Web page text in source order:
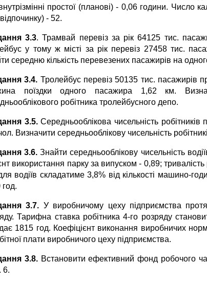
простої (планові) - 0,06 години. Число
- 52.
3.3. Трамвай перевіз за рік 64125 тис.
у тому ж місті за рік перевіз 27458 тис.
середню кількість перевезених пасажирів на
3.4. Тролейбус перевіз 50135 тис. пасажирів
поїздки одного пасажира 1,62 км.
робітника тролейбусного депо.
3.5.Середньооблікова чисельність
Визначити середньооблікову чисельність
3.6.Знайти середньооблікову чисельність
використання парку за випуском - 0,89;
водіїв складатиме 3,8% від кількості машино-
год.
3.7. У виробничому цеху підприємства
Тарифна ставка робітника 4-го розряду
1815 год. Коефіцієнт виконання виробничих
плати виробничого цеху підприємства.
3.8. Встановити ефективний фонд робочого
6.